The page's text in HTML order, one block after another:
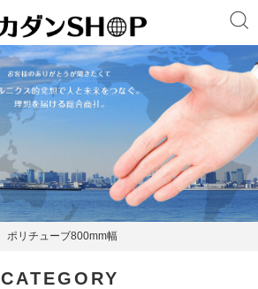
ポリチューブ800mm幅
CATEGORY